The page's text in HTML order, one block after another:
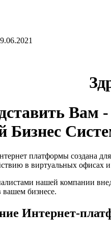
Вам -
Бизнес
платформы создана
в виртуальных офисах
нашей компании
бизнесе.
Интернет-